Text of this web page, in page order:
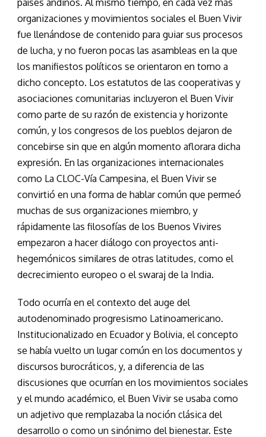
organizaciones y movimientos sociales el Buen Vivir
fue llenándose de contenido para guiar sus procesos
de lucha, y no fueron pocas las asambleas en la que
los manifiestos políticos se orientaron en torno a
dicho concepto. Los estatutos de las cooperativas y
asociaciones comunitarias incluyeron el Buen Vivir
como parte de su razón de existencia y horizonte
común, y los congresos de los pueblos dejaron de
concebirse sin que en algún momento aflorara dicha
expresión. En las organizaciones internacionales
como La CLOC-Vía Campesina, el Buen Vivir se
convirtió en una forma de hablar común que permeó
muchas de sus organizaciones miembro, y
rápidamente las filosofías de los Buenos Vivires
empezaron a hacer diálogo con proyectos anti-
hegemónicos similares de otras latitudes, como el
decrecimiento europeo o el swaraj de la India.
Todo ocurría en el contexto del auge del
autodenominado progresismo Latinoamericano.
Institucionalizado en Ecuador y Bolivia, el concepto
se había vuelto un lugar común en los documentos y
discursos burocráticos, y, a diferencia de las
discusiones que ocurrían en los movimientos sociales
y el mundo académico, el Buen Vivir se usaba como
un adjetivo que remplazaba la noción clásica del
desarrollo o como un sinónimo del bienestar. Este